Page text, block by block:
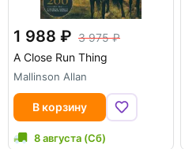
1 988
3 975
A Close Run Thing
Mallinson Allan
В корзину
8 августа (Сб)